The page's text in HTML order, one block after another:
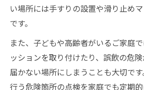
い場所には手すりの設置や滑り止め
です。
また、子どもや高齢者がいるご家庭
ッションを取り付けたり、誤飲の危
届かない場所にしまうことも大切で
行う危険箇所の点検を家庭でも定期